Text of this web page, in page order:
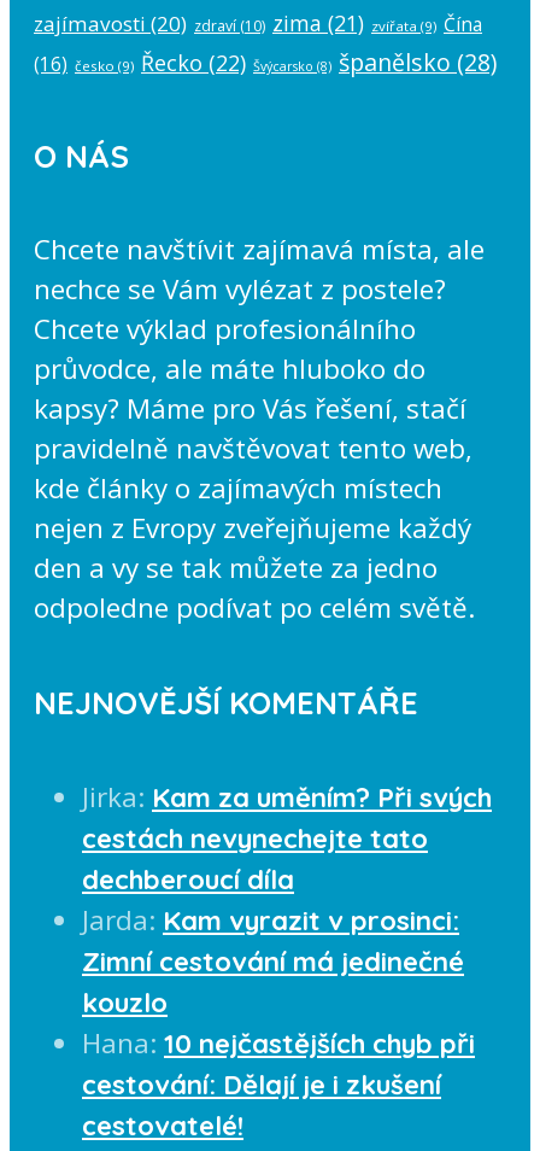
zajímavosti (20) zdraví (10) zima (21) zvířata (9) Čína
(16) česko (9) Řecko (22) Švýcarsko (8) španělsko (28)
O NÁS
Chcete navštívit zajímavá místa, ale
nechce se Vám vylézat z postele?
Chcete výklad profesionálního
průvodce, ale máte hluboko do
kapsy? Máme pro Vás řešení, stačí
pravidelně navštěvovat tento web,
kde články o zajímavých místech
nejen z Evropy zveřejňujeme každý
den a vy se tak můžete za jedno
odpoledne podívat po celém světě.
NEJNOVĚJŠÍ KOMENTÁŘE
Jirka: Kam za uměním? Při svých
cestách nevynechejte tato
dechberoucí díla
Jarda: Kam vyrazit v prosinci:
Zimní cestování má jedinečné
kouzlo
Hana: 10 nejčastějších chyb při
cestování: Dělají je i zkušení
cestovatelé!